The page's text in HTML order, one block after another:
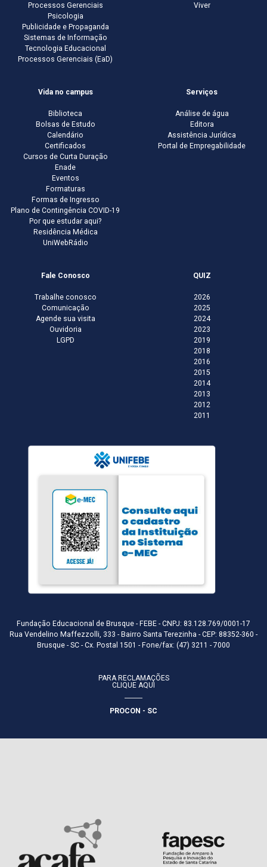
Processos Gerenciais
Psicologia
Publicidade e Propaganda
Sistemas de Informação
Tecnologia Educacional
Processos Gerenciais (EaD)
Viver
Vida no campus
Biblioteca
Bolsas de Estudo
Calendário
Certificados
Cursos de Curta Duração
Enade
Eventos
Formaturas
Formas de Ingresso
Plano de Contingência COVID-19
Por que estudar aqui?
Residência Médica
UniWebRádio
Serviços
Análise de água
Editora
Assistência Jurídica
Portal de Empregabilidade
Fale Conosco
Trabalhe conosco
Comunicação
Agende sua visita
Ouvidoria
LGPD
QUIZ
2026
2025
2024
2023
2019
2018
2016
2015
2014
2013
2012
2011
Fundação Educacional de Brusque - FEBE - CNPJ: 83.128.769/0001-17
Rua Vendelino Maffezzolli, 333 - Bairro Santa Terezinha - CEP: 88352-360 -
Brusque - SC - Cx. Postal 1501 - Fone/fax: (47) 3211 - 7000
PARA RECLAMAÇÕES
CLIQUE AQUI
PROCON - SC